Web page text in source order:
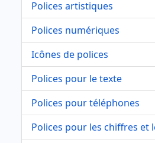
Polices artistiques
Polices numériques
Icônes de polices
Polices pour le texte
Polices pour téléphones
Polices pour les chiffres et